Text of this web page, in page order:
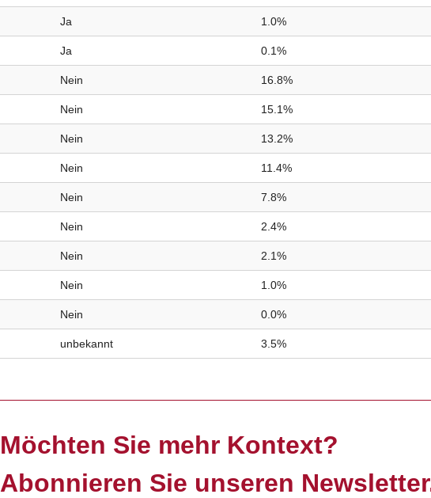
Ja 1.0%
Ja 0.1%
Nein 16.8%
Nein 15.1%
Nein 13.2%
Nein 11.4%
Nein 7.8%
Nein 2.4%
Nein 2.1%
Nein 1.0%
Nein 0.0%
unbekannt 3.5%
Möchten Sie mehr Kontext?
Abonnieren Sie unseren